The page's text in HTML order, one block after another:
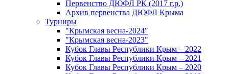
Первенство ДЮФЛ РК (2017 г.р.)
Архив первенства ДЮФЛ Крыма
Турниры
"Крымская весна-2024"
"Крымская весна-2023"
Кубок Главы Республики Крым – 2022
Кубок Главы Республики Крым – 2021
Кубок Главы Республики Крым – 2020